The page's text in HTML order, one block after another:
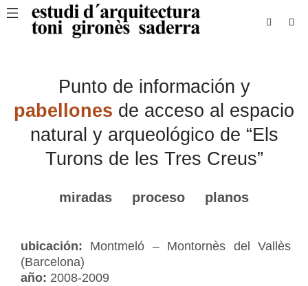
Punto de información y
pabellones de acceso al espacio
natural y arqueológico de “Els
Turons de les Tres Creus”
miradas proceso planos
ubicación: Montmeló – Montornès del Vallès
(Barcelona)
año: 2008-2009